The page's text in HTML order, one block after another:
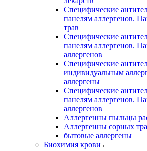
Специфические
панелям аллергенов.
трав
Специфические
панелям аллергенов.
аллергенов
Специфические
индивидуальным
аллергены
Специфические
панелям аллергенов.
аллергенов
Аллергенны пыльцы
Аллергенны сорных
бытовые аллергены
Биохимия крови